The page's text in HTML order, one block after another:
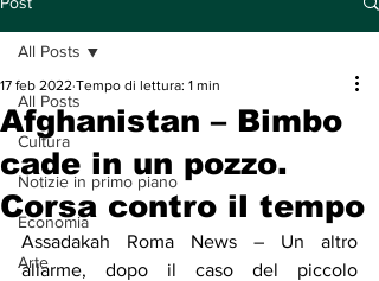
All Posts
Cultura
Notizie in primo piano
Economia
Arte
All Posts
Afghanistan – Bimbo
cade in un pozzo.
Corsa contro il tempo
17 feb 2022 Tempo di lettura: 1 min
Assadakah Roma News – Un altro
allarme, dopo il caso del piccolo